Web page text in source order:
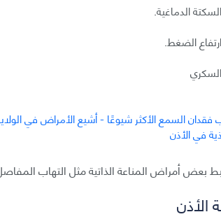
السكتة الدماغية.
ارتفاع الضغط.
السكري
بعض أمراض المناعة الذاتية مثل التهاب